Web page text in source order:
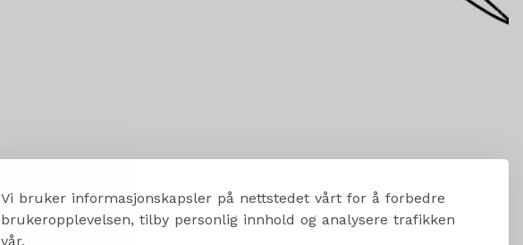
Vi bruker informasjonskapsler på nettstedet vårt for å forbedre
brukeropplevelsen, tilby personlig innhold og analysere trafikken
vår.